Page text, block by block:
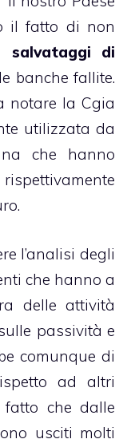
il fatto di non
salvataggi di
banche fallite.
notare la Cgia
utilizzata da
che hanno
l’analisi degli
che hanno a
delle attività
passività e
comunque di
ad altri
fatto che dalle
usciti molti